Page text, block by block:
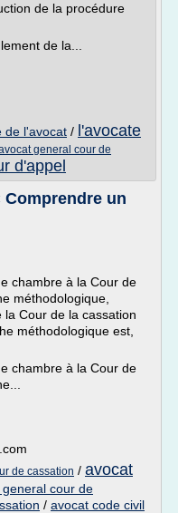
de la procédure
de la...
de l'avocat / l'avocate
general cour de
d'appel
un
chambre à la Cour de
méthodologique,
Cour de la cassation
méthodologique est,
chambre à la Cour de
de cassation / avocat
cour de
/ avocat code civil